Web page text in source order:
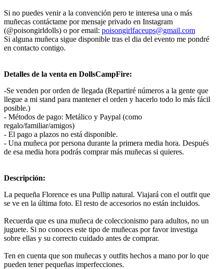
Si no puedes venir a la convención pero te interesa una o más
muñecas contáctame por mensaje privado en Instagram
(@poisongirldolls) o por email: poisongirlfaceups@gmail.com
Si alguna muñeca sigue disponible tras el dia del evento me pondré
en contacto contigo.
Detalles de la venta en DollsCampFire:
-Se venden por orden de llegada (Repartiré números a la gente que
llegue a mi stand para mantener el orden y hacerlo todo lo más fácil
posible.)
- Métodos de pago: Metálico y Paypal (como
regalo/familiar/amigos)
- El pago a plazos no está disponible.
- Una muñeca por persona durante la primera media hora. Después
de esa media hora podrás comprar más muñecas si quieres.
Descripción:
La pequeña Florence es una Pullip natural. Viajará con el outfit que
se ve en la última foto. El resto de accesorios no están incluidos.
Recuerda que es una muñeca de coleccionismo para adultos, no un
juguete. Si no conoces este tipo de muñecas por favor investiga
sobre ellas y su correcto cuidado antes de comprar.
Ten en cuenta que son muñecas y outfits hechos a mano por lo que
pueden tener pequeñas imperfecciones.